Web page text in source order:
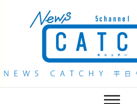
QAB NEWS